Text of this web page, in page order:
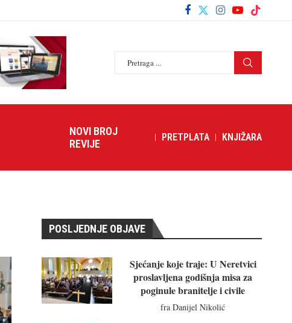
NOVI BROJ
REVIJE
PRETPLATA KNJIŽARA
POSLJEDNJE OBJAVE
Sjećanje koje traje: U Neretvici
proslavljena godišnja misa za
poginule branitelje i civile
fra Danijel Nikolić